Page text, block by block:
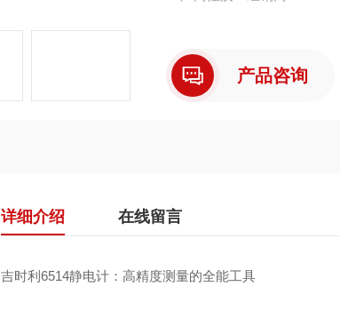
产品咨询
详细介绍 在线留言
吉时利6514静电计：高精度测量的全能工具